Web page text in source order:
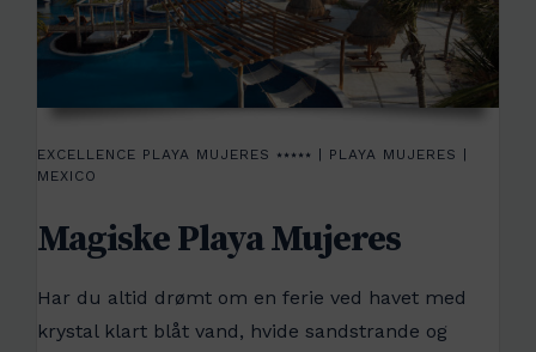
EXCELLENCE PLAYA MUJERES ⭑⭑⭑⭑⭑ | PLAYA MUJERES |
MEXICO
Magiske Playa Mujeres
Har du altid drømt om en ferie ved havet med
krystal klart blåt vand, hvide sandstrande og